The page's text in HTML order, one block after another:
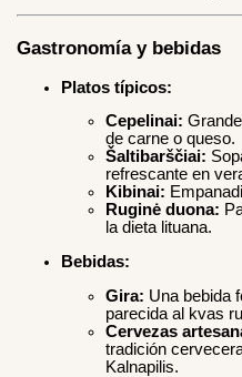
Gastronomía y bebidas
Platos típicos:
Cepelinai:
de carne o queso.
Šaltibarščiai:
refrescante en
Kibinai:
Ruginė duona:
la dieta lituana.
Bebidas:
Gira: Una bebida
parecida al kvas
Cervezas
tradición
Kalnapilis.